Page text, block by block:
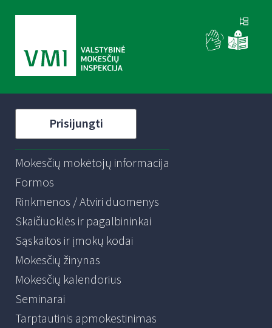
Prisijungti
Mokesčių mokėtojų informacija
Formos
Rinkmenos / Atviri duomenys
Skaičiuoklės ir pagalbininkai
Sąskaitos ir įmokų kodai
Mokesčių žinynas
Mokesčių kalendorius
Seminarai
Tarptautinis apmokestinimas